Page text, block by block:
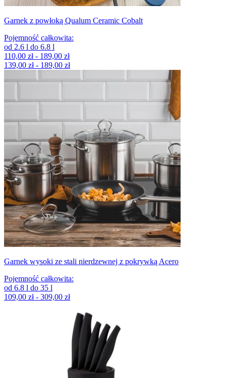
Garnek z powłoką Qualum Ceramic Cobalt
Pojemność całkowita:
od 2.6 l do 6.8 l
110,00 zł - 189,00 zł
139,00 zł - 189,00 zł
Garnek wysoki ze stali nierdzewnej z pokrywką Acero
Pojemność całkowita:
od 6.8 l do 35 l
109,00 zł - 309,00 zł